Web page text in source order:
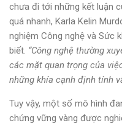
chưa đi tới những kết luận
quá nhanh, Karla Kelin
nghiệm Công nghệ và Sức
biết. “Công nghệ thường
các mặt quan trọng của
những khía cạnh định tính
Tuy vậy, một số mô hình
chứng vững vàng được